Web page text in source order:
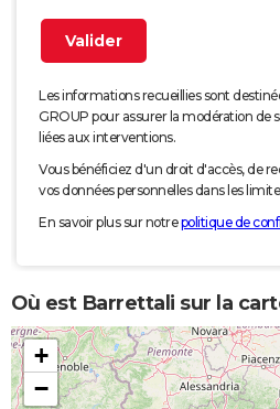
Les informations recueillies sont
GROUP pour assurer la modération de
liées aux interventions.
Vous bénéficiez d'un droit d'accès, de
vos données personnelles dans les
En savoir plus sur notrepolitique de
Où est Barrettali sur la
+
−